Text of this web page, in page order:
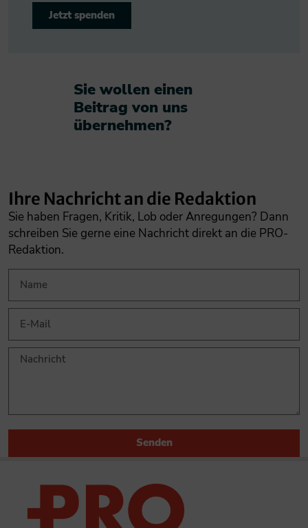
Jetzt spenden
Sie wollen einen
Beitrag von uns
übernehmen?​
Ihre Nachricht an die Redaktion
Sie haben Fragen, Kritik, Lob oder Anregungen? Dann
schreiben Sie gerne eine Nachricht direkt an die PRO-
Redaktion.
Senden